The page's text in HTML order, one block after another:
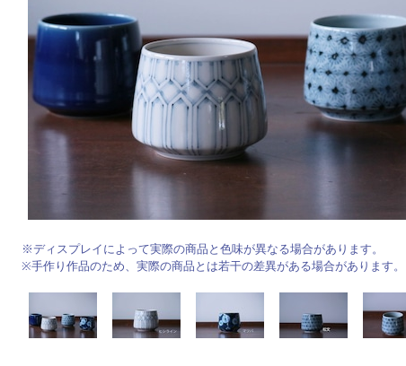
※ディスプレイによって実際の商品と色味が異なる場合があります。
※手作り作品のため、実際の商品とは若干の差異がある場合があります。